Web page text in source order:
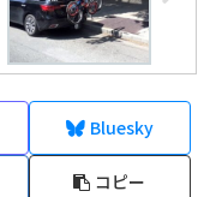
Bluesky
コピー